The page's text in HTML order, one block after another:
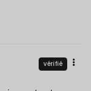
vérifié